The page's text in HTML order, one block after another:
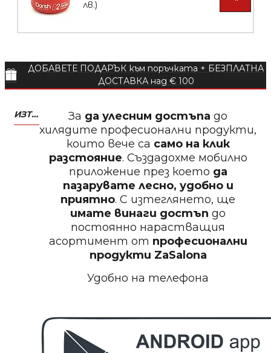
Пила за нокти
БЕЗПЛАТНО
Пила за нокти
БЕЗПЛАТНО
Пила за полиране на нокти
лв.)
ДОБАВЕТЕ ПОДАРЪК към поръчката + БЕЗПЛАТНА
ДОСТАВКА над € 100
ИЗТЕГЛЕТЕ МОБИЛНО ПРИЛОЖЕНИЕ ZASALONA За да улесним достъпадо
хилядите професионални продукти,
които вече са само на клик
разстояние. Създадохме мобилно
приложение през което да
пазарувате лесно, удобно и
приятно. С изтеглянето, ще
имате винаги достъп до
постоянно нарастващия
асортимент от професионални
продукти ZaSalona
Удобно на телефона